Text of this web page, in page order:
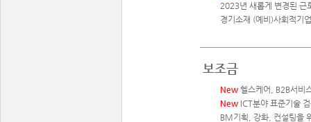
2023년 새롭게 변경된
경기소재 (예비)사회적기
보조금
New헬스케어, B2B서비
New ICT분야 표준기술
BM기획, 강화, 컨설팅을